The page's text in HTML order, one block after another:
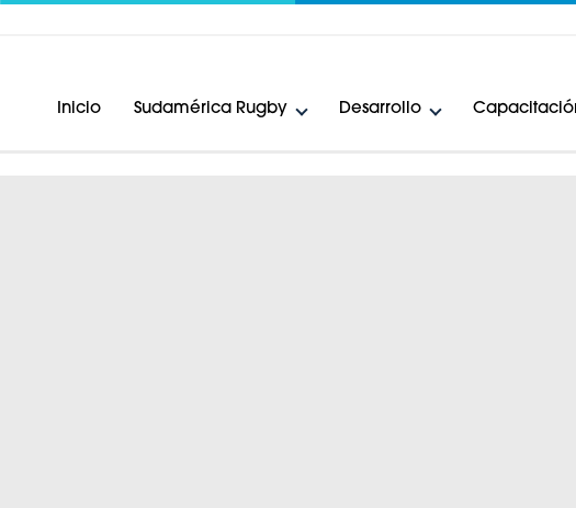
Inicio Sudamérica Rugby Desarrollo